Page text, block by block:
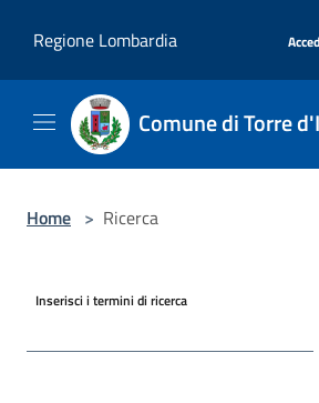
Regione Lombardia
Comune di Torre
Home > Ricerca
Inserisci i termini di ricerca